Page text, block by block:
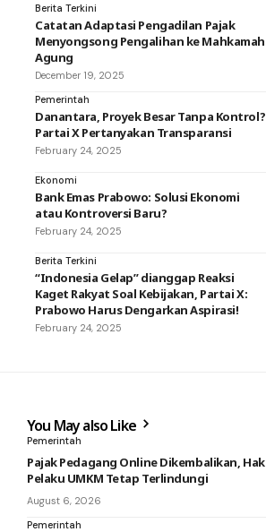
Berita Terkini
Catatan Adaptasi Pengadilan Pajak
Menyongsong Pengalihan ke Mahkamah
Agung
December 19, 2025
Pemerintah
Danantara, Proyek Besar Tanpa Kontrol?
Partai X Pertanyakan Transparansi
February 24, 2025
Ekonomi
Bank Emas Prabowo: Solusi Ekonomi
atau Kontroversi Baru?
February 24, 2025
Berita Terkini
“Indonesia Gelap” dianggap Reaksi
Kaget Rakyat Soal Kebijakan, Partai X:
Prabowo Harus Dengarkan Aspirasi!
February 24, 2025
You May also Like
Pemerintah
Pajak Pedagang Online Dikembalikan, Hak
Pelaku UMKM Tetap Terlindungi
August 6, 2026
Pemerintah